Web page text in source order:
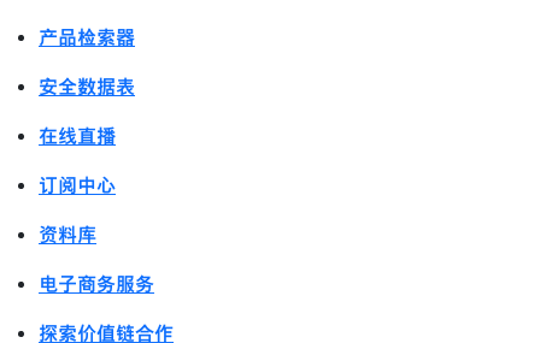
产品检索器
安全数据表
在线直播
订阅中心
资料库
电子商务服务
探索价值链合作